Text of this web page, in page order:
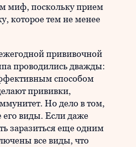
миф, поскольку прием
которое тем не менее
прививочной
проводились дважды:
способом
прививки,
Но дело в том,
его виды. Если даже
заразиться еще одним
все виды, что